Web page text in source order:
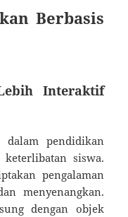
Berbasis
Interaktif
dalam pendidikan
siswa.
pengalaman
menyenangkan.
dengan objek